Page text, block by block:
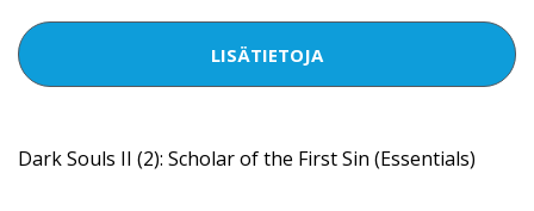
LISÄTIETOJA
Dark Souls II (2): Scholar of the First Sin (Essentials)